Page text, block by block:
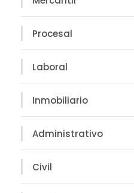
Procesal
Laboral
Inmobiliario
Administrativo
Civil